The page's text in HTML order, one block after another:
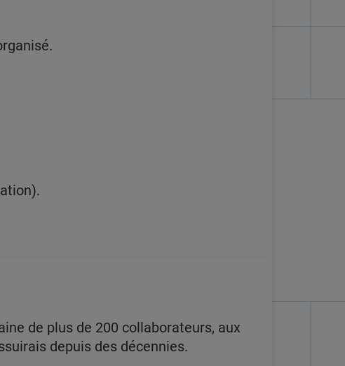
de plus de 200 collaborateurs, aux
depuis des décennies.